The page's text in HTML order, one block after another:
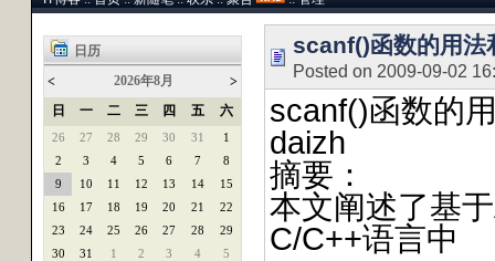
日历
<
2026年8月
>
日
一 二 三 四 五 六
26 27 28 29 30 31
1
2
3 4 5 6 7
8
9
10 11 12 13 14
15
16
17 18 19 20 21
22
23
24 25 26 27 28
29
30
31 1 2 3 4 5
scanf()函数的用法
Posted on 2009-09-02
scanf()函数的
daizh
摘要：
本文阐述了基
C/C++语言中